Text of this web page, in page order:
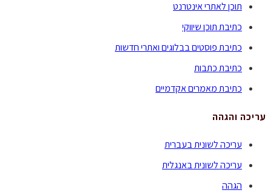
תוכן לאתרי אינטרנט
כתיבת תוכן שיווקי
כתיבת פוסטים בבלוגים ואתרי חדשות
כתיבת כתבות
כתיבת מאמרים אקדמיים
עריכה והגהה
עריכה לשונית בעברית
עריכה לשונית באנגלית
הגהה